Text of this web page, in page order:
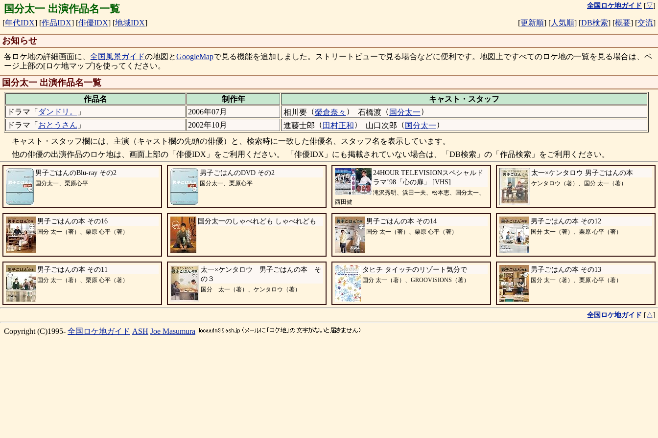
国分太一 出演作品名一覧 全国ロケ地ガイド [▽]
[年代IDX] [作品IDX] [俳優IDX] [地域IDX] [更新順] [人気順] [DB検索] [概要] [交流]
お知らせ
各ロケ地の詳細画面に、 全国風景ガイドの地図とGoogleMapで見る機能を追加しました。ストリートビューで見る場合などに便利です。地図上ですべてのロケ地の一覧を見る場合は、ペ
ージ上部の[ロケ地マップ]を使ってください。
国分太一 出演作品名一覧
作品名 制作年 キャスト・ スタッフ
ドラマ「 ダンドリ。 」 2006年07月 相川要（榮倉奈々 ） 石橋渡（ 国分太一）
ドラマ「 おとうさん 」 2002年10月 進藤士郎 （ 田村正和） 山口次郎 （ 国分太一）
キャスト・スタッフ欄には、主演（キャスト欄の先頭の俳優）と、検索時に一致した俳優名、スタッフ名を表示しています。
他の俳優の出演作品のロケ地は、画面上部の「俳優IDX」をご利用ください。 「俳優IDX」にも掲載されていない場合は、「DB検索」の「作品検索」をご利用ください。
男子ごはんのBlu-ray その2
国分太一、栗原心平
男子ごはんのDVD その2
国分太一、栗原心平
24HOUR TELEVISIONスペシャルド
ラマ’98「心の扉」 [VHS]
滝沢秀明、浜田一夫、松本恵、国分太一、
西田健
太一×ケンタロウ 男子ごはんの本
ケンタロウ（著）、国分 太一（著）
男子ごはんの本 その16
国分 太一（著）、栗原 心平（著）
国分太一のしゃべれども しゃべれども 男子ごはんの本 その14
国分 太一（著）、栗原 心平（著）
男子ごはんの本 その12
国分 太一（著）、栗原 心平（著）
男子ごはんの本 その11
国分 太一（著）、栗原 心平（著）
太一×ケンタロウ 男子ごはんの本 そ
の３
国分 太一（著）、ケンタロウ（著）
タヒチ タイッチのリゾート気分で
国分 太一（著）、GROOVISIONS（著）
男子ごはんの本 その13
国分 太一（著）、栗原 心平（著）
全国ロケ地ガイド [△]
Copyright (C)1995- 全国ロケ地ガイド ASH Joe Masumura